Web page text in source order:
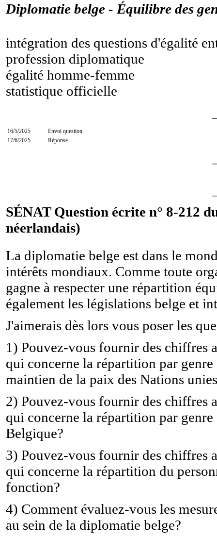
Diplomatie belge - Équilibre des
intégration des questions d'égalité
profession diplomatique
égalité homme-femme
statistique officielle
16/5/2025
Envoi question
17/6/2025
Réponse
SÉNAT Question écrite n° 8-212
néerlandais)
La diplomatie belge est dans le
intérêts mondiaux. Comme toute
gagne à respecter une répartition
également les législations belge et
J'aimerais dès lors vous poser les
1) Pouvez-vous fournir des chiffres
qui concerne la répartition par
maintien de la paix des Nations
2) Pouvez-vous fournir des chiffres
qui concerne la répartition par genre
Belgique?
3) Pouvez-vous fournir des chiffres
qui concerne la répartition du
fonction?
4) Comment évaluez-vous les
au sein de la diplomatie belge?